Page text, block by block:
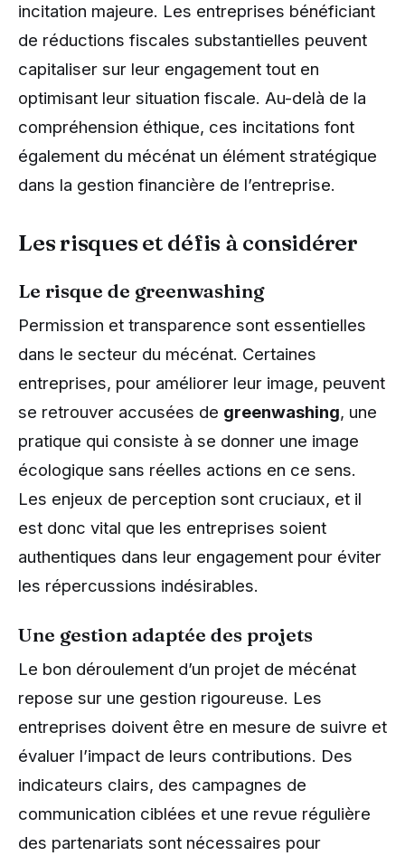
incitation majeure. Les entreprises bénéficiant
de réductions fiscales substantielles peuvent
capitaliser sur leur engagement tout en
optimisant leur situation fiscale. Au-delà de la
compréhension éthique, ces incitations font
également du mécénat un élément stratégique
dans la gestion financière de l’entreprise.
Les risques et défis à considérer
Le risque de greenwashing
Permission et transparence sont essentielles
dans le secteur du mécénat. Certaines
entreprises, pour améliorer leur image, peuvent
se retrouver accusées de greenwashing, une
pratique qui consiste à se donner une image
écologique sans réelles actions en ce sens.
Les enjeux de perception sont cruciaux, et il
est donc vital que les entreprises soient
authentiques dans leur engagement pour éviter
les répercussions indésirables.
Une gestion adaptée des projets
Le bon déroulement d’un projet de mécénat
repose sur une gestion rigoureuse. Les
entreprises doivent être en mesure de suivre et
évaluer l’impact de leurs contributions. Des
indicateurs clairs, des campagnes de
communication ciblées et une revue régulière
des partenariats sont nécessaires pour